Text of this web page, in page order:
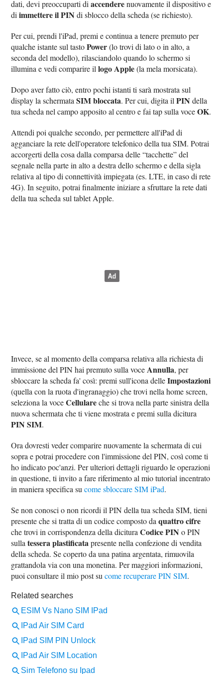
dati, devi preoccuparti diaccenderenuovamente il dispositivo e
diimmettere il PIN di sblocco della scheda (se richiesto).
Per cui, prendi l'iPad, premi e continua a tenere premuto per
qualche istante sul tastoPower(lo trovi di lato o in alto, a
seconda del modello), rilasciandolo quando lo schermo si
illumina e vedi comparire illogo Apple(la mela morsicata).
Dopo aver fatto ciò, entro pochi istanti ti sarà mostrata sul
display la schermataSIM bloccata. Per cui, digita ilPIN della
tua scheda nel campo apposito al centro e fai tap sulla voceOK.
Attendi poi qualche secondo, per permettere all'iPad di
agganciare la rete dell'operatore telefonico della tua SIM. Potrai
accorgerti della cosa dalla comparsa delle “tacchette” del
segnale nella parte in alto a destra dello schermo e della sigla
relativa al tipo di connettività impiegata (es. LTE, in caso di rete
4G). In seguito, potrai finalmente iniziare a sfruttare la rete dati
della tua scheda sul tablet Apple.
Invece, se al momento della comparsa relativa alla richiesta di
immissione del PIN hai premuto sulla voceAnnulla, per
sbloccare la scheda fa' così: premi sull'icona delleImpostazioni
(quella con la ruota d'ingranaggio) che trovi nella home screen,
seleziona la voceCellulareche si trova nella parte sinistra della
nuova schermata che ti viene mostrata e premi sulla dicitura
PIN SIM.
Ora dovresti veder comparire nuovamente la schermata di cui
sopra e potrai procedere con l'immissione del PIN, così come ti
ho indicato poc'anzi. Per ulteriori dettagli riguardo le operazioni
in questione, ti invito a fare riferimento al mio tutorial incentrato
in maniera specifica sucome sbloccare SIM iPad.
Se non conosci o non ricordi il PIN della tua scheda SIM, tieni
presente che si tratta di un codice composto daquattro cifre
che trovi in corrispondenza della dicituraCodice PIN o PIN
sullatessera plastificatapresente nella confezione di vendita
della scheda. Se coperto da una patina argentata, rimuovila
grattandola via con una monetina. Per maggiori informazioni,
puoi consultare il mio post sucome recuperare PIN SIM.